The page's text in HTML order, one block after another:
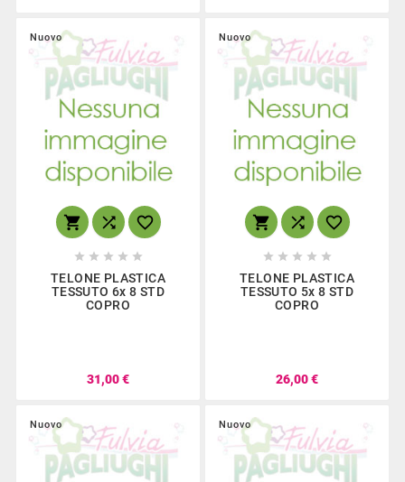
Nuovo
  
    
TELONE PLASTICA
TESSUTO 6x 8 STD
COPRO
31,00 €
Nuovo
  
    
TELONE PLASTICA
TESSUTO 5x 8 STD
COPRO
26,00 €
Nuovo Nuovo